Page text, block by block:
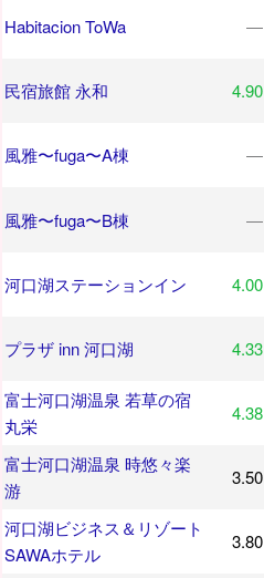
Habitacion ToWa ―
民宿旅館 永和 4.90
風雅〜fuga〜A棟 ―
風雅〜fuga〜B棟 ―
河口湖ステーションイン 4.00
プラザ inn 河口湖 4.33
富士河口湖温泉 若草の宿
丸栄
4.38
富士河口湖温泉 時悠々楽
游
3.50
河口湖ビジネス＆リゾート
SAWAホテル
3.80